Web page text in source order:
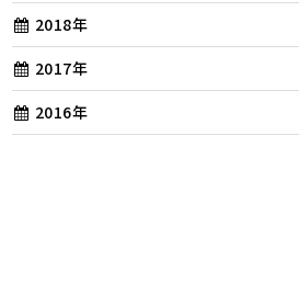
2018年
2017年
2016年